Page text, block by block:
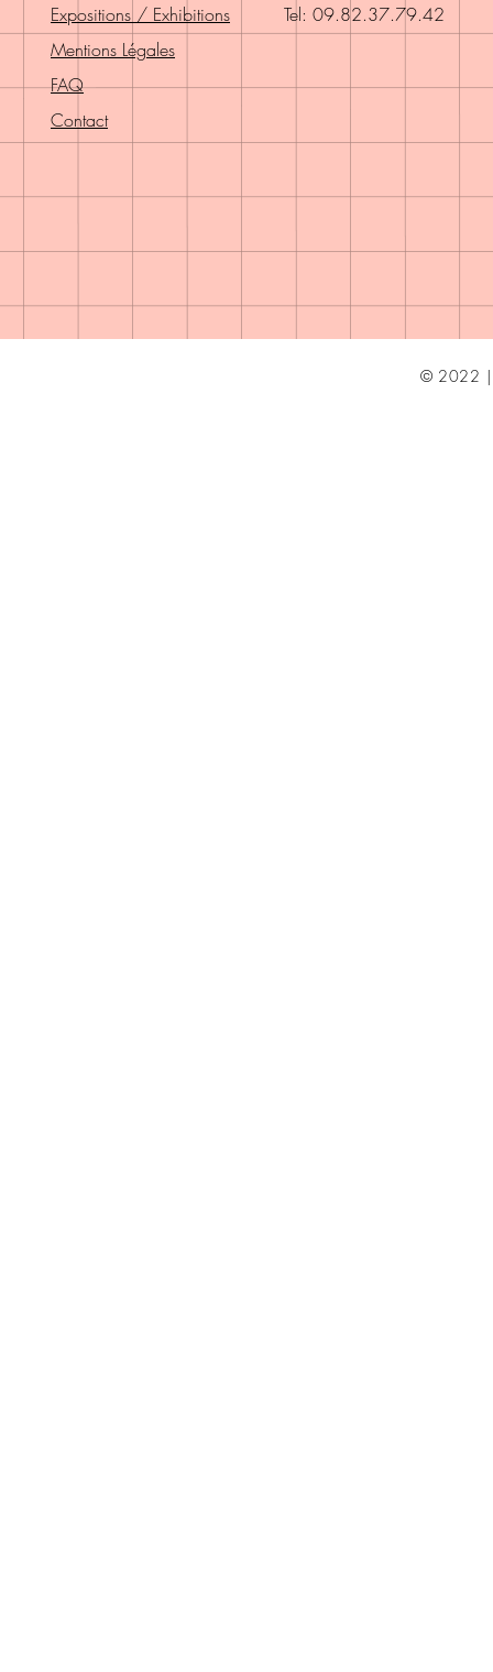
Expositions / Exhibitions
Mentions Légales
FAQ
Contact
Tel: 09.82.37.79.42
© 2022 |